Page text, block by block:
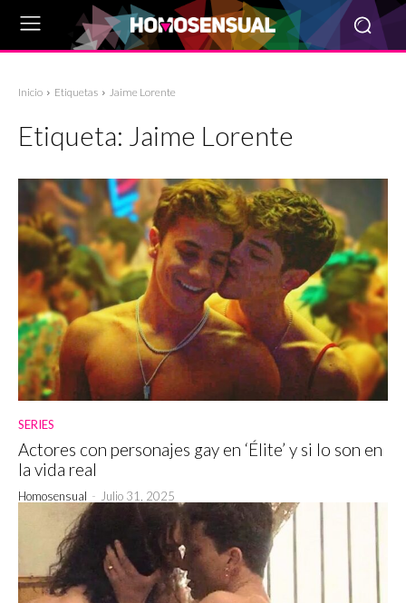
Inicio Etiquetas Jaime Lorente
Etiqueta: Jaime Lorente
SERIES
Actores con personajes gay en ‘Élite’ y si lo son en
la vida real
Homosensual - Julio 31, 2025